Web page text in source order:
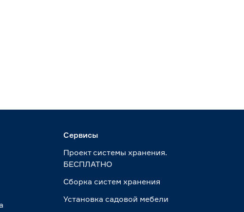
Сервисы
Проект системы хранения.
БЕСПЛАТНО
Сборка систем хранения
Установка садовой мебели